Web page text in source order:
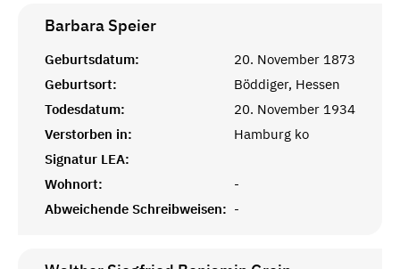
Barbara Speier
Geburtsdatum:
20. November 1873
Geburtsort:
Böddiger, Hessen
Todesdatum:
20. November 1934
Verstorben in:
Hamburg ko
Signatur LEA:
Wohnort:
-
Abweichende Schreibweisen: -